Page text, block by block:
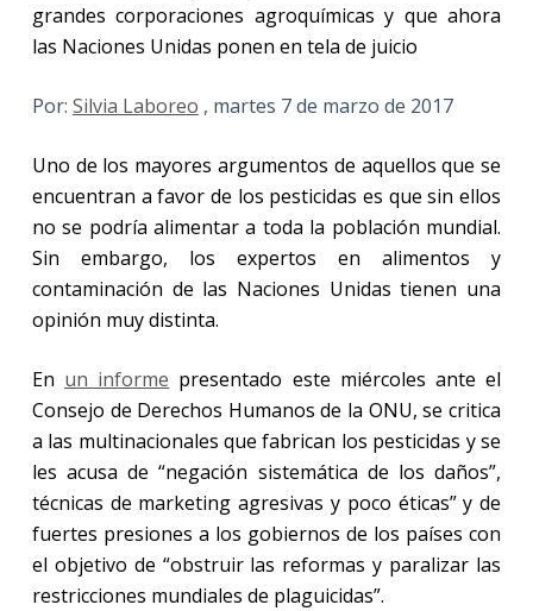
grandes corporaciones agroquímicas y que ahora
las Naciones Unidas ponen en tela de juicio
Por: Silvia Laboreo , martes 7 de marzo de 2017
Uno de los mayores argumentos de aquellos que se
encuentran a favor de los pesticidas es que sin ellos
no se podría alimentar a toda la población mundial.
Sin embargo, los expertos en alimentos y
contaminación de las Naciones Unidas tienen una
opinión muy distinta.
En un informe presentado este miércoles ante el
Consejo de Derechos Humanos de la ONU, se critica
a las multinacionales que fabrican los pesticidas y se
les acusa de “negación sistemática de los daños”,
técnicas de marketing agresivas y poco éticas” y de
fuertes presiones a los gobiernos de los países con
el objetivo de “obstruir las reformas y paralizar las
restricciones mundiales de plaguicidas”.